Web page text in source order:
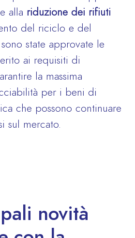
alla riduzione dei rifiuti
del riciclo e del
state approvate le
ai requisiti di
la massima
per i beni di
che possono continuare
sul mercato.
novità